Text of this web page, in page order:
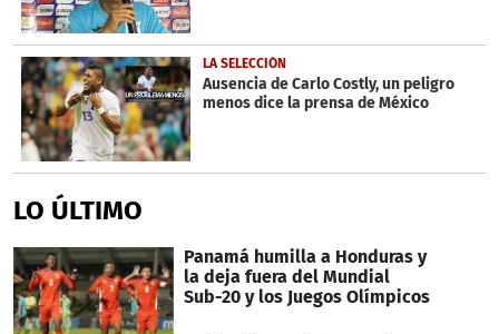
LA SELECCIÓN
Ausencia de Carlo Costly, un peligro
menos dice la prensa de México
LO ÚLTIMO
Panamá humilla a Honduras y
la deja fuera del Mundial
Sub-20 y los Juegos Olímpicos